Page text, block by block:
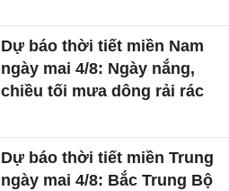
Dự báo thời tiết miền Nam
ngày mai 4/8: Ngày nắng,
chiều tối mưa dông rải rác
Dự báo thời tiết miền Trung
ngày mai 4/8: Bắc Trung Bộ